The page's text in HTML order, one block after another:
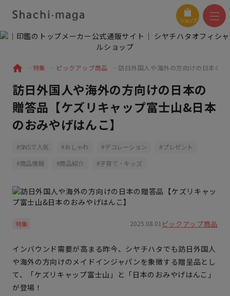
ショップ
特集 ピックアップ商品 訪日外国人や海外の方向けの日本の
訪日外国人や海外の方向けの日本の
贈答品【ケズリキャップ富士山&日本
のおみやげはんこ】
SNSで人気 おしゃれ デコレーション
プレゼント
商品情報
商品紹介 子育て・キッズ
特集 ピックアップ商品
2025.08.01
インバウンド需要が高まる昨今、シヤチハタでも訪日外国人
や海外の方向けのメイドインジャパンを象徴する贈呈品とし
て、「ケズリキャップ富士山」と「日本のおみやげはんこ」
が登場！